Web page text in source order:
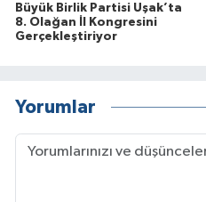
Büyük Birlik Partisi Uşak’ta
8. Olağan İl Kongresini
Gerçekleştiriyor
Yorumlar